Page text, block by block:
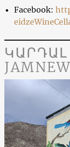
Facebook: